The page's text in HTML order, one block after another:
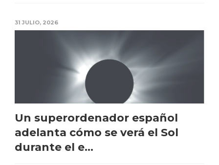
31 JULIO, 2026
Un superordenador español
adelanta cómo se verá el Sol
durante el e...